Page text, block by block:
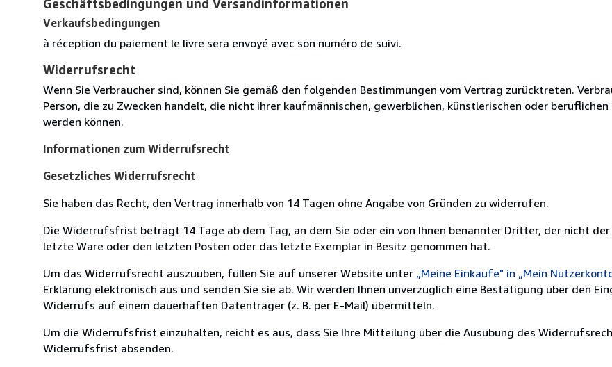
Geschäftsbedingungen und Versandinformationen
Verkaufsbedingungen
à réception du paiement le livre sera envoyé avec son numéro de suivi.
Widerrufsrecht
Wenn Sie Verbraucher sind, können Sie gemäß den folgenden Bestimmungen vom Vertrag zurücktreten.
Person, die zu Zwecken handelt, die nicht ihrer kaufmännischen, gewerblichen, künstlerischen oder
werden können.
Informationen zum Widerrufsrecht
Gesetzliches Widerrufsrecht
Sie haben das Recht, den Vertrag innerhalb von 14 Tagen ohne Angabe von Gründen zu widerrufen.
Die Widerrufsfrist beträgt 14 Tage ab dem Tag, an dem Sie oder ein von Ihnen benannter Dritter, der nicht
letzte Ware oder den letzten Posten oder das letzte Exemplar in Besitz genommen hat.
Um das Widerrufsrecht auszuüben, füllen Sie auf unserer Website unter „Meine Einkäufe" in „Mein
Erklärung elektronisch aus und senden Sie sie ab. Wir werden Ihnen unverzüglich eine Bestätigung über den
Widerrufs auf einem dauerhaften Datenträger (z. B. per E-Mail) übermitteln.
Um die Widerrufsfrist einzuhalten, reicht es aus, dass Sie Ihre Mitteilung über die Ausübung des
Widerrufsfrist absenden.